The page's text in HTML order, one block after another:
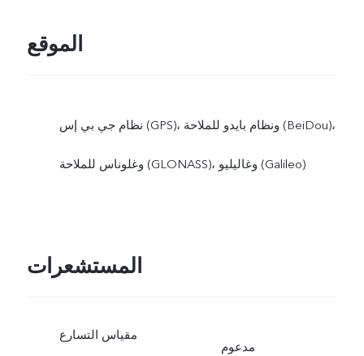
الموقع
نظام جي بي إس (GPS)، ونظام بايدو للملاحة (BeiDou)،
وغلوناس للملاحة (GLONASS)، وغاليليو (Galileo)
المستشعرات
مقياس التسارع
مدعوم